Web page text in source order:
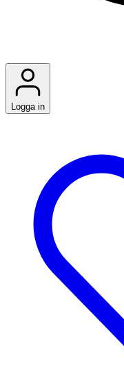
Logga in